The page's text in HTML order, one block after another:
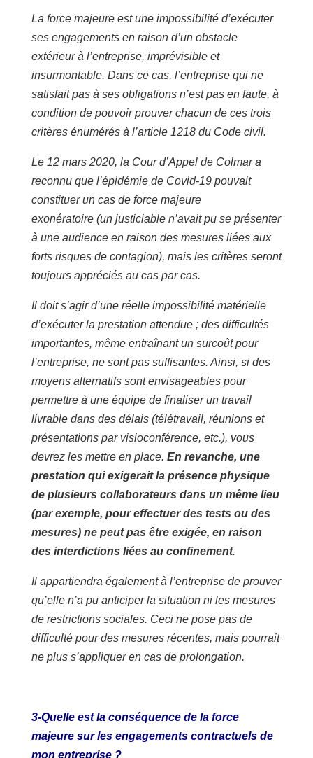
La force majeure est une impossibilité d’exécuter
ses engagements en raison d’un obstacle
extérieur à l’entreprise, imprévisible et
insurmontable. Dans ce cas, l’entreprise qui ne
satisfait pas à ses obligations n’est pas en faute, à
condition de pouvoir prouver chacun de ces trois
critères énumérés à l’article 1218 du Code civil.
Le 12 mars 2020, la Cour d’Appel de Colmar a
reconnu que l’épidémie de Covid-19 pouvait
constituer un cas de force majeure
exonératoire (un justiciable n’avait pu se présenter
à une audience en raison des mesures liées aux
forts risques de contagion), mais les critères seront
toujours appréciés au cas par cas.
Il doit s’agir d’une réelle impossibilité matérielle
d’exécuter la prestation attendue ; des difficultés
importantes, même entraînant un surcoût pour
l’entreprise, ne sont pas suffisantes. Ainsi, si des
moyens alternatifs sont envisageables pour
permettre à une équipe de finaliser un travail
livrable dans des délais (télétravail, réunions et
présentations par visioconférence, etc.), vous
devrez les mettre en place. En revanche, une
prestation qui exigerait la présence physique
de plusieurs collaborateurs dans un même lieu
(par exemple, pour effectuer des tests ou des
mesures) ne peut pas être exigée, en raison
des interdictions liées au confinement.
Il appartiendra également à l’entreprise de prouver
qu’elle n’a pu anticiper la situation ni les mesures
de restrictions sociales. Ceci ne pose pas de
difficulté pour des mesures récentes, mais pourrait
ne plus s’appliquer en cas de prolongation.
3-Quelle est la conséquence de la force
majeure sur les engagements contractuels de
mon entreprise ?